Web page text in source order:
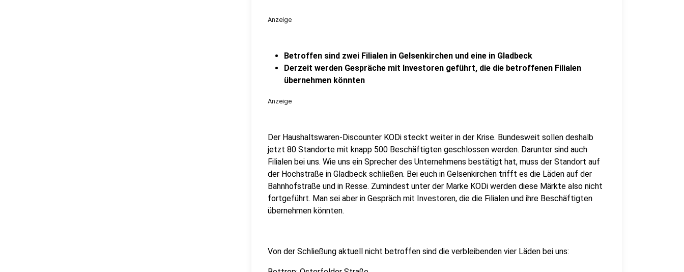
Anzeige
Betroffen sind zwei Filialen in Gelsenkirchen und eine in Gladbeck
Derzeit werden Gespräche mit Investoren geführt, die die betroffenen Filialen
übernehmen könnten
Anzeige
Der Haushaltswaren-Discounter KODi steckt weiter in der Krise. Bundesweit sollen deshalb
jetzt 80 Standorte mit knapp 500 Beschäftigten geschlossen werden. Darunter sind auch
Filialen bei uns. Wie uns ein Sprecher des Unternehmens bestätigt hat, muss der Standort auf
der Hochstraße in Gladbeck schließen. Bei euch in Gelsenkirchen trifft es die Läden auf der
Bahnhofstraße und in Resse. Zumindest unter der Marke KODi werden diese Märkte also nicht
fortgeführt. Man sei aber in Gespräch mit Investoren, die die Filialen und ihre Beschäftigten
übernehmen könnten.
Von der Schließung aktuell nicht betroffen sind die verbleibenden vier Läden bei uns: